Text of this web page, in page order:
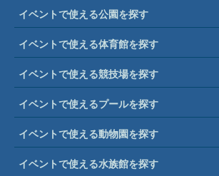
イベントで使える公園を探す
イベントで使える体育館を探す
イベントで使える競技場を探す
イベントで使えるプールを探す
イベントで使える動物園を探す
イベントで使える水族館を探す